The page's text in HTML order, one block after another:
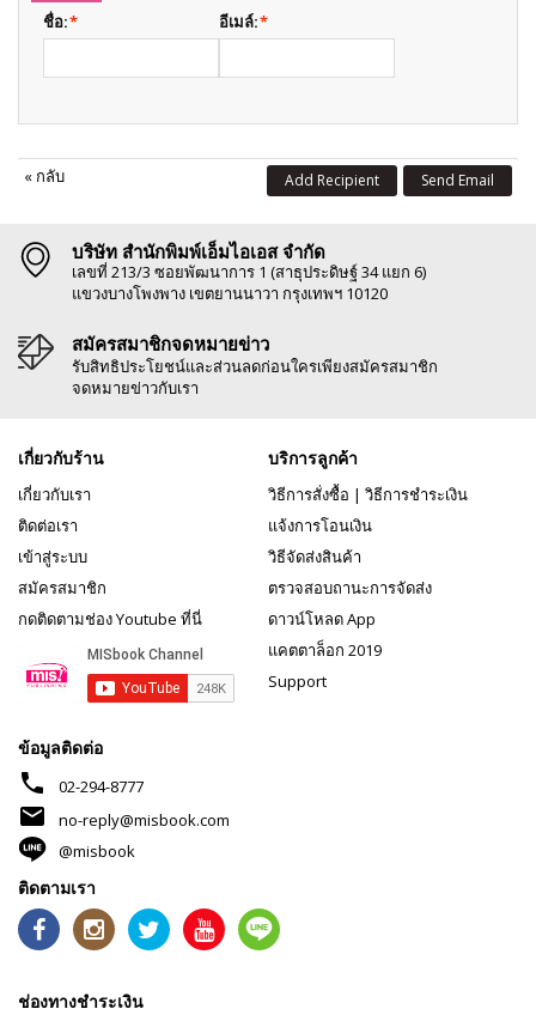
*
ชื่อ: *
อีเมล์:
« กลับ Send Email
Add Recipient
บริษัท สำนักพิมพ์เอ็มไอเอส จำกัด
เลขที่ 213/3 ซอยพัฒนาการ 1 (สาธุประดิษฐ์ 34 แยก 6)
แขวงบางโพงพาง เขตยานนาวา กรุงเทพฯ 10120
สมัครสมาชิกจดหมายข่าว
รับสิทธิประโยชน์และส่วนลดก่อนใครเพียงสมัครสมาชิก
จดหมายข่าวกับเรา
เกี่ยวกับร้าน
เกี่ยวกับเรา
ติดต่อเรา
เข้าสู่ระบบ
สมัครสมาชิก
กดติดตามช่อง Youtube ที่นี่
บริการลูกค้า
วิธีการสั่งซื้อ | วิธีการชำระเงิน
แจ้งการโอนเงิน
วิธีจัดส่งสินค้า
ตรวจสอบถานะการจัดส่ง
ดาวน์โหลด App
แคตตาล็อก 2019
Support
ข้อมูลติดต่อ
phone 02-294-8777
mail
no-reply@misbook.com
@misbook
ติดตามเรา
ช่องทางชำระเงิน